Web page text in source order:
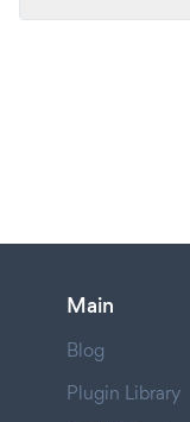
Main
Blog
Plugin Library